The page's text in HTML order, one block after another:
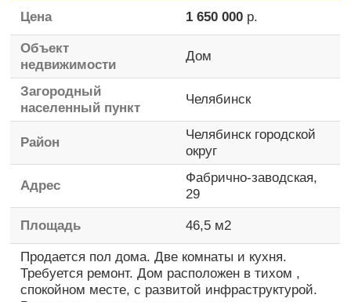
Цена 1 650 000 р.
Объект
недвижимости
Дом
Загородный
населенный пункт
Челябинск
Район
Челябинск городской
округ
Адрес
Фабрично-заводская,
29
Площадь
46,5 м2
Продается пол дома. Две комнаты и кухня.
Требуется ремонт. Дом расположен в тихом ,
спокойном месте, с развитой инфраструктурой.